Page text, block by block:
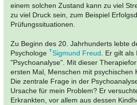
einem solchen Zustand kann zu viel
zu viel Druck sein, zum Beispiel
Prüfungssituationen.
Zu Beginn des 20. Jahrhunderts lebte
Psychologe
Sigmund Freud. Er gilt als
"Psychoanalyse". Mit dieser
ersten Mal, Menschen mit psychischen
Die zentrale Frage in der
Ursache für mein Problem? Er
Erkrankten, vor allem aus dessen